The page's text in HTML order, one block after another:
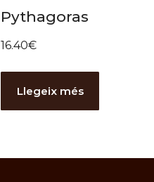
Pythagoras
16.40€
Llegeix més